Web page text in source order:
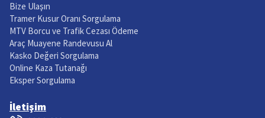
Bize Ulaşın
Tramer Kusur Oranı Sorgulama
MTV Borcu ve Trafik Cezası Ödeme
Araç Muayene Randevusu Al
Kasko Değeri Sorgulama
Online Kaza Tutanağı
Eksper Sorgulama
İletişim